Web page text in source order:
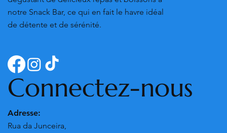
notre Snack Bar, ce qui en fait le havre idéal
de détente et de sérénité.
Connectez-nous
Adresse:
Rua da Junceira,